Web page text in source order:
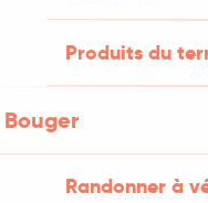
Produits du
Bouger
Randonner à
quelques tapas,
vous profiterez
rues de Cahors et
la cathédrale Saint-
est un bar à vins